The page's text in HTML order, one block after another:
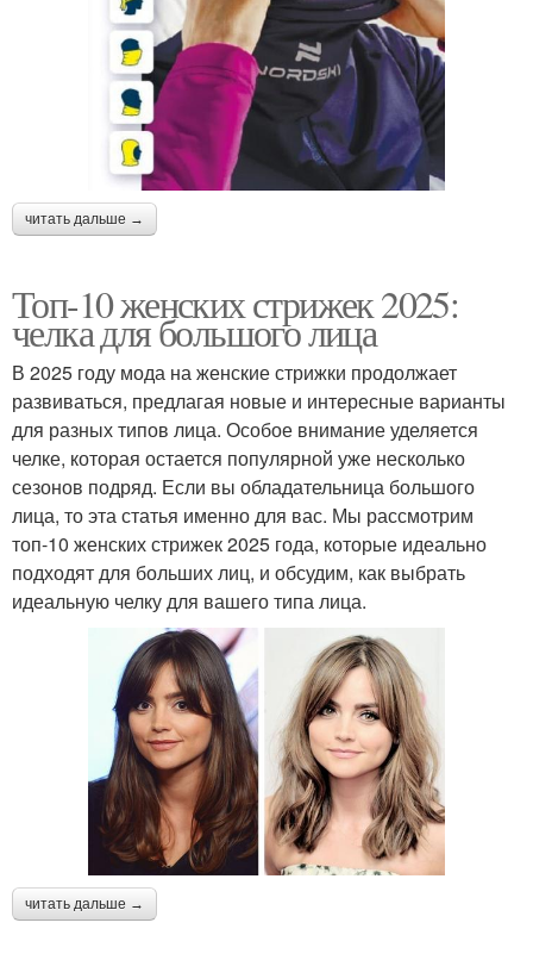
читать дальше →
Топ-10 женских стрижек 2025:
челка для большого лица
В 2025 году мода на женские стрижки продолжает
развиваться, предлагая новые и интересные варианты
для разных типов лица. Особое внимание уделяется
челке, которая остается популярной уже несколько
сезонов подряд. Если вы обладательница большого
лица, то эта статья именно для вас. Мы рассмотрим
топ-10 женских стрижек 2025 года, которые идеально
подходят для больших лиц, и обсудим, как выбрать
идеальную челку для вашего типа лица.
читать дальше →